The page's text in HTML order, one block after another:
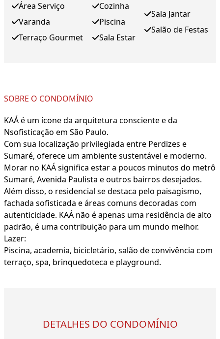
Área Serviço
Varanda
Terraço Gourmet
Cozinha
Piscina
Sala Estar
Sala Jantar
Salão de Festas
SOBRE O CONDOMÍNIO
KAÁ é um ícone da arquitetura consciente e da
Nsofisticação em São Paulo.
Com sua localização privilegiada entre Perdizes e
Sumaré, oferece um ambiente sustentável e moderno.
Morar no KAÁ significa estar a poucos minutos do metrô
Sumaré, Avenida Paulista e outros bairros desejados.
Além disso, o residencial se destaca pelo paisagismo,
fachada sofisticada e áreas comuns decoradas com
autenticidade. KAÁ não é apenas uma residência de alto
padrão, é uma contribuição para um mundo melhor.
Lazer:
Piscina, academia, bicicletário, salão de convivência com
terraço, spa, brinquedoteca e playground.
DETALHES DO CONDOMÍNIO